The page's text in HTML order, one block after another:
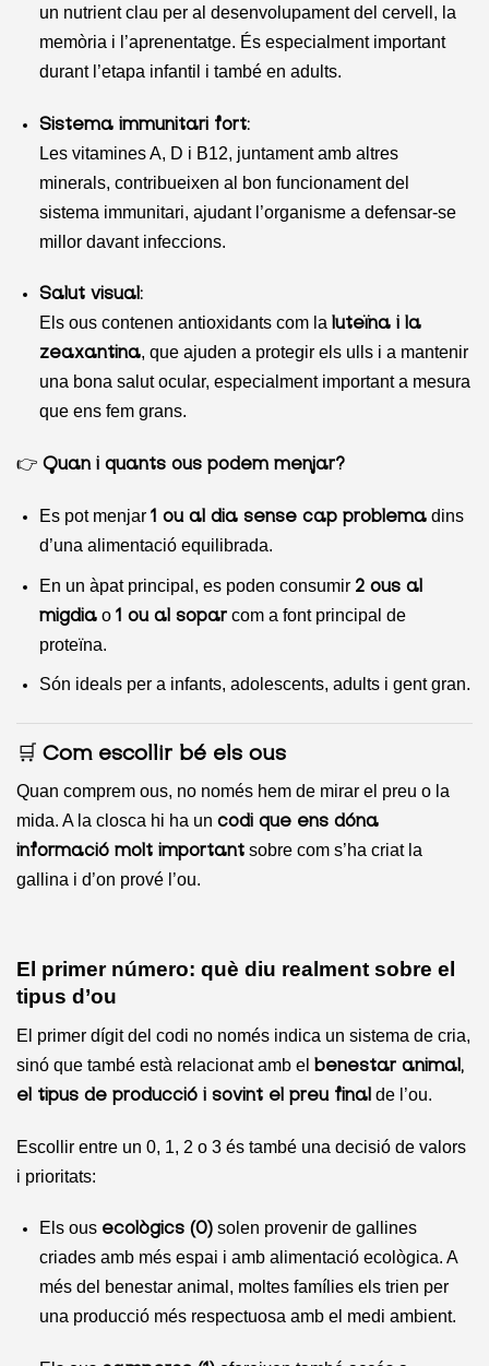
un nutrient clau per al desenvolupament del cervell, la
memòria i l’aprenentatge. És especialment important
durant l’etapa infantil i també en adults.
Sistema immunitari fort:
Les vitamines A, D i B12, juntament amb altres
minerals, contribueixen al bon funcionament del
sistema immunitari, ajudant l’organisme a defensar-se
millor davant infeccions.
Salut visual:
Els ous contenen antioxidants com la luteïna i la
zeaxantina, que ajuden a protegir els ulls i a mantenir
una bona salut ocular, especialment important a mesura
que ens fem grans.
👉 Quan i quants ous podem menjar?
Es pot menjar 1 ou al dia sense cap problemadins
d’una alimentació equilibrada.
En un àpat principal, es poden consumir 2 ous al
migdiao 1 ou al soparcom a font principal de
proteïna.
Són ideals per a infants, adolescents, adults i gent gran.
🛒 Com escollir bé els ous
Quan comprem ous, no només hem de mirar el preu o la
mida. A la closca hi ha un codi que ens dóna
informació molt important sobre com s’ha criat la
gallina i d’on prové l’ou.
El primer número: què diu realment sobre el
tipus d’ou
El primer dígit del codi no només indica un sistema de cria,
sinó que també està relacionat amb el
benestar animal,
el tipus de producció i sovint el preu final de l’ou.
Escollir entre un 0, 1, 2 o 3 és també una decisió de valors
i prioritats:
Els ous ecològics (0)solen provenir de gallines
criades amb més espai i amb alimentació ecològica. A
més del benestar animal, moltes famílies els trien per
una producció més respectuosa amb el medi ambient.